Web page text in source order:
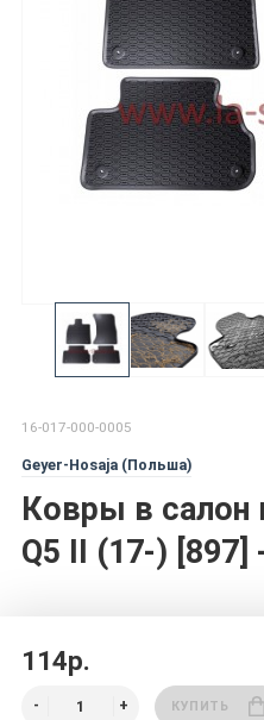
16-017-000-0005
Geyer-Hosaja (Польша)
Ковры в салон
Q5 II (17-) [897]
114р.
КУПИТЬ